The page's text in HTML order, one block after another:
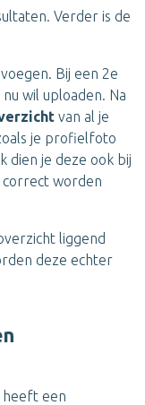
Verder is de
Bij een 2e
wil uploaden. Na
van al je
je profielfoto
dien je deze ook bij
worden
liggend
deze echter
een